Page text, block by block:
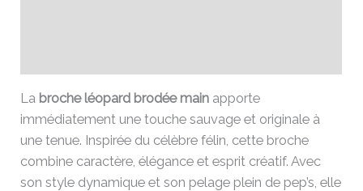
La broche léopard brodée main apporte
immédiatement une touche sauvage et originale à
une tenue. Inspirée du célèbre félin, cette broche
combine caractère, élégance et esprit créatif. Avec
son style dynamique et son pelage plein de pep’s, elle